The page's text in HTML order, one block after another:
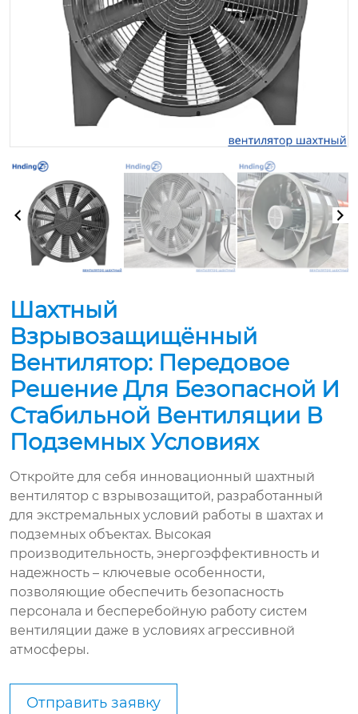
Шахтный
Взрывозащищённый
Вентилятор: Передовое
Решение Для Безопасной И
Стабильной Вентиляции В
Подземных Условиях
Откройте для себя инновационный шахтный
вентилятор с взрывозащитой, разработанный
для экстремальных условий работы в шахтах и
подземных объектах. Высокая
производительность, энергоэффективность и
надежность – ключевые особенности,
позволяющие обеспечить безопасность
персонала и бесперебойную работу систем
вентиляции даже в условиях агрессивной
атмосферы.
Отправить заявку